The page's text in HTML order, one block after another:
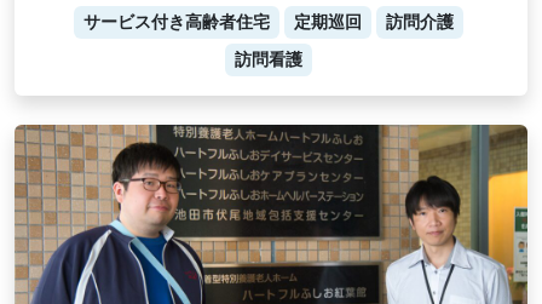
サービス付き高齢者住宅 定期巡回
訪問介護
訪問看護